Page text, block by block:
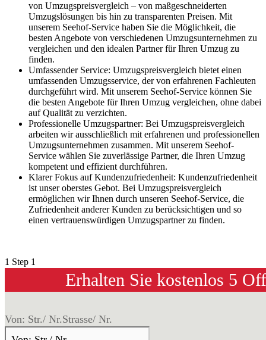
von Umzugspreisvergleich – von maßgeschneiderten
Umzugslösungen bis hin zu transparenten Preisen. Mit
unserem Seehof-Service haben Sie die Möglichkeit, die
besten Angebote von verschiedenen Umzugsunternehmen zu
vergleichen und den idealen Partner für Ihren Umzug zu
finden.
Umfassender Service: Umzugspreisvergleich bietet einen
umfassenden Umzugsservice, der von erfahrenen Fachleuten
durchgeführt wird. Mit unserem Seehof-Service können Sie
die besten Angebote für Ihren Umzug vergleichen, ohne dabei
auf Qualität zu verzichten.
Professionelle Umzugspartner: Bei Umzugspreisvergleich
arbeiten wir ausschließlich mit erfahrenen und professionellen
Umzugsunternehmen zusammen. Mit unserem Seehof-
Service wählen Sie zuverlässige Partner, die Ihren Umzug
kompetent und effizient durchführen.
Klarer Fokus auf Kundenzufriedenheit: Kundenzufriedenheit
ist unser oberstes Gebot. Bei Umzugspreisvergleich
ermöglichen wir Ihnen durch unseren Seehof-Service, die
Zufriedenheit anderer Kunden zu berücksichtigen und so
einen vertrauenswürdigen Umzugspartner zu finden.
1 Step 1
Erhalten Sie kostenlos 5
Von: Str./ Nr.Strasse/ Nr.